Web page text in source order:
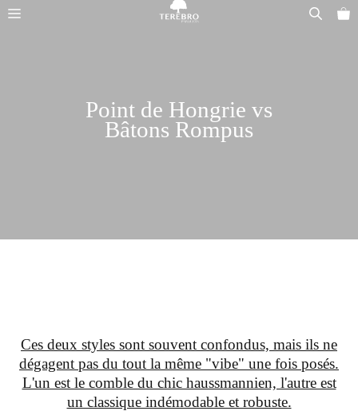
Aller
Point de Hongrie vs
Bâtons Rompus
Menu
Ces deux styles sont souvent confondus, mais ils ne
dégagent pas du tout la même "vibe" une fois posés.
L'un est le comble du chic haussmannien, l'autre est
un classique indémodable et robuste.